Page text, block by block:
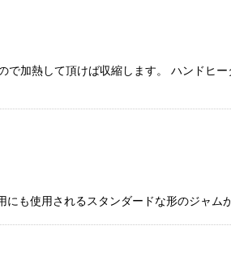
加熱して頂けば収縮します。 ハンドヒ
も使用されるスタンダードな形のジャ